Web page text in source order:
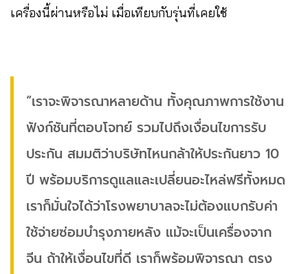
เครื่องนี้ผ่านหรือไม่ เมื่อเทียบกับรุ่นที่เคยใช้
“เราจะพิจารณาหลายด้าน ทั้งคุณภาพการใช้งาน
ฟังก์ชันที่ตอบโจทย์ รวมไปถึงเงื่อนไขการรับ
ประกัน สมมติว่าบริษัทไหนกล้าให้ประกันยาว 10
ปี พร้อมบริการดูแลและเปลี่ยนอะไหล่ฟรีทั้งหมด
เราก็มั่นใจได้ว่าโรงพยาบาลจะไม่ต้องแบกรับค่า
ใช้จ่ายซ่อมบำรุงภายหลัง แม้จะเป็นเครื่องจาก
จีน ถ้าให้เงื่อนไขที่ดี เราก็พร้อมพิจารณา ตรง